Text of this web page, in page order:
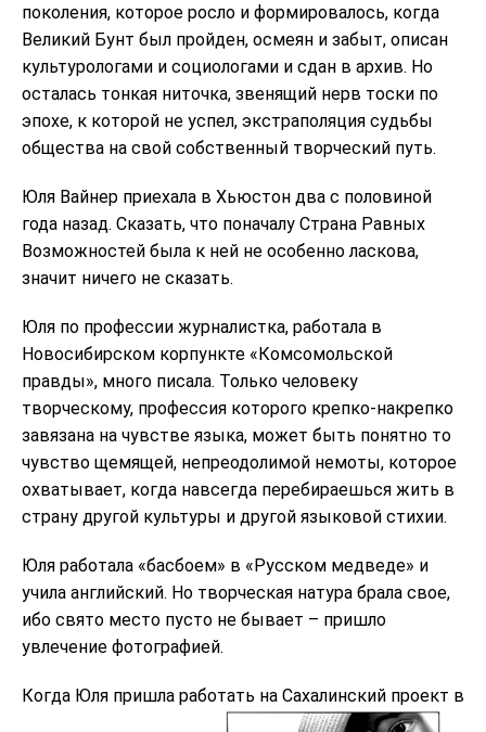
поколения, которое росло и формировалось, когда
Великий Бунт был пройден, осмеян и забыт, описан
культурологами и социологами и сдан в архив. Но
осталась тонкая ниточка, звенящий нерв тоски по
эпохе, к которой не успел, экстраполяция судьбы
общества на свой собственный творческий путь.
Юля Вайнер приехала в Хьюстон два с половиной
года назад. Сказать, что поначалу Страна Равных
Возможностей была к ней не особенно ласкова,
значит ничего не сказать.
Юля по профессии журналистка, работала в
Новосибирском корпункте «Комсомольской
правды», много писала. Только человеку
творческому, профессия которого крепко-накрепко
завязана на чувстве языка, может быть понятно то
чувство щемящей, непреодолимой немоты, которое
охватывает, когда навсегда перебираешься жить в
страну другой культуры и другой языковой стихии.
Юля работала «басбоем» в «Русском медведе» и
учила английский. Но творческая натура брала свое,
ибо свято место пусто не бывает – пришло
увлечение фотографией.
Когда Юля пришла работать на Сахалинский проект в